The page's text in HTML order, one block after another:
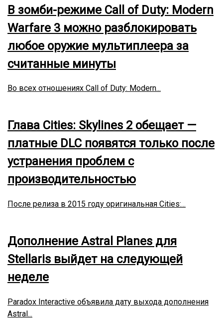
В зомби-режиме Call of Duty: Modern
Warfare 3 можно разблокировать
любое оружие мультиплеера за
считанные минуты
Во всех отношениях Call of Duty: Modern...
Глава Cities: Skylines 2 обещает —
платные DLC появятся только после
устранения проблем с
производительностью
После релиза в 2015 году оригинальная Cities:...
Дополнение Astral Planes для
Stellaris выйдет на следующей
неделе
Paradox Interactive объявила дату выхода дополнения
Astral...